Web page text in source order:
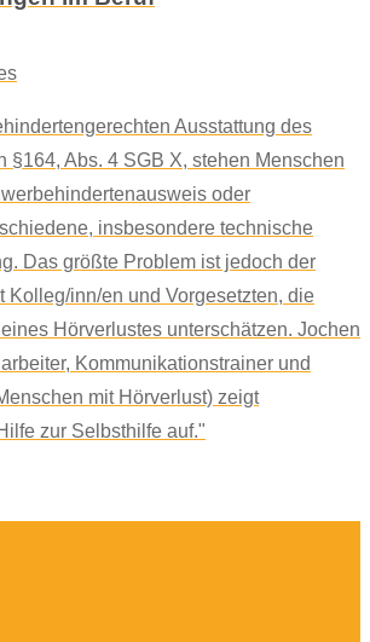
Ausstattung des
§164, Abs. 4 SGB X, stehen Menschen
oder
insbesondere technische
Das größte Problem ist jedoch der
Kolleg/inn/en und Vorgesetzten, die
Hörverlustes unterschätzen. Jochen
Kommunikationstrainer und
mit Hörverlust) zeigt
zur Selbsthilfe auf."